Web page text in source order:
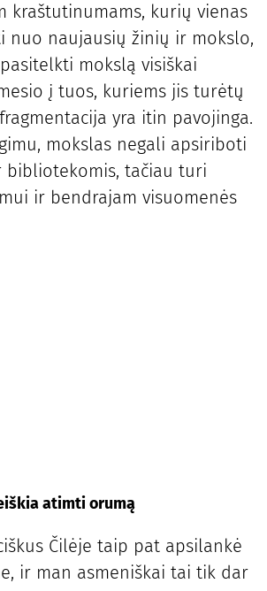
kraštutinumams, kurių vienas
nuo naujausių žinių ir mokslo,
mokslą visiškai
į tuos, kuriems jis turėtų
yra itin pavojinga.
mokslas negali apsiriboti
tačiau turi
ir bendrajam visuomenės
atimti orumą
Čilėje taip pat apsilankė
ir man asmeniškai tai tik dar